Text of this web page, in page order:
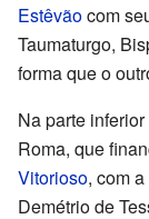
Estêvãocom
Taumaturgo,
forma que o
Na parte
Roma, que
Vitorioso, com
Demétrio de